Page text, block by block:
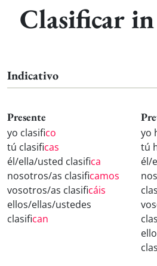
Clasificar
Indicativo
Presente
yo clasifico
tú clasificas
él/ella/usted clasifica
nosotros/as clasificamos
vosotros/as clasificáis
ellos/ellas/ustedes
clasifican
yo
tú
él/